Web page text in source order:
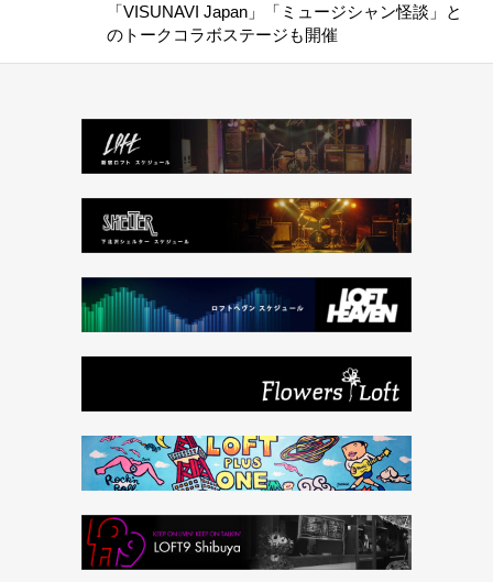
「VISUNAVI Japan」「ミュージシャン怪談」と
のトークコラボステージも開催